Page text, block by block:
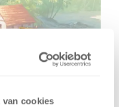
van cookies